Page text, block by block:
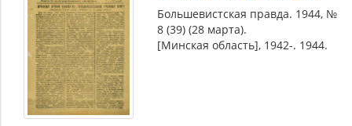
Большевистская правда. 1944, №
8 (39) (28 марта).
[Минская область], 1942-. 1944.